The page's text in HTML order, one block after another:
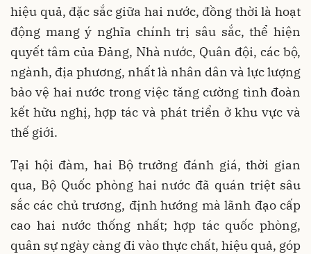
hiệu quả, đặc sắc giữa hai nước, đồng thời làhoạt
động mang ý nghĩa chính trị sâu sắc, thể hiện
quyết tâm của Đảng, Nhà nước, Quân đội, các bộ,
ngành, địa phương, nhất là nhân dân và lực lượng
bảo vệ hai nước trong việc tăng cường tình đoàn
kết hữu nghị, hợp tác và phát triển ở khu vực và
thế giới.
Tại hội đàm, hai Bộ trưởng đánh giá, thời gian
qua, Bộ Quốc phòng hai nước đã quán triệt sâu
sắc các chủ trương, định hướng mà lãnh đạo cấp
cao hai nước thống nhất; hợp tác quốc phòng,
quân sự ngày càng đi vào thực chất, hiệu quả, góp